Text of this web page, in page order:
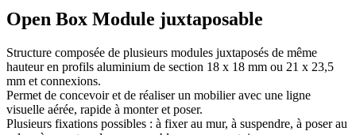
Open Box Module juxtaposable
Structure composée de plusieurs modules juxtaposés de même
hauteur en profils aluminium de section 18 x 18 mm ou 21 x 23,5
mm et connexions.
Permet de concevoir et de réaliser un mobilier avec une ligne
visuelle aérée, rapide à monter et poser.
Plusieurs fixations possibles : à fixer au mur, à suspendre, à poser au